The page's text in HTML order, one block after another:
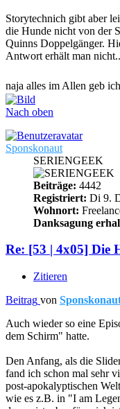
Storytechnich gibt aber
die Hunde nicht von der
Quinns Doppelgänger.
Antwort erhält man
naja alles im Allen geb ich
Nach oben
Sponskonaut
SERIENGEEK
Beiträge: 4442
Registriert: Di 9.
Wohnort:
Danksagung
Re: [53 | 4x05] Die
Zitieren
Beitrag von
Auch wieder so eine
dem Schirm" hatte.
Den Anfang, als die
fand ich schon mal sehr
post-apokalyptischen
wie es z.B. in "I am